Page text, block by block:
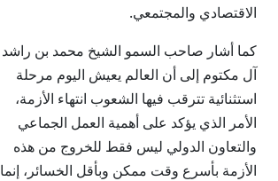
الاقتصادي والمجتمعي.
كما أشار صاحب السمو الشيخ محمد بن راشد
آل مكتوم إلى أن العالم يعيش اليوم مرحلة
استثنائية تترقب فيها الشعوب انتهاء الأزمة،
الأمر الذي يؤكد على أهمية العمل الجماعي
والتعاون الدولي ليس فقط للخروج من هذه
الأزمة بأسرع وقت ممكن وبأقل الخسائر، إنما